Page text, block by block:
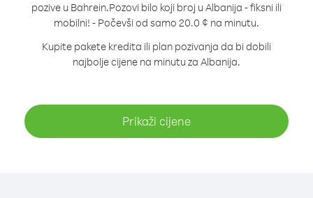
pozive u Bahrein.Pozovi bilo koji broj u Albanija - fiksni ili
mobilni! - Počevši od samo 20.0 ¢ na minutu.
Kupite pakete kredita ili plan pozivanja da bi dobili
najbolje cijene na minutu za Albanija.
Prikaži cijene